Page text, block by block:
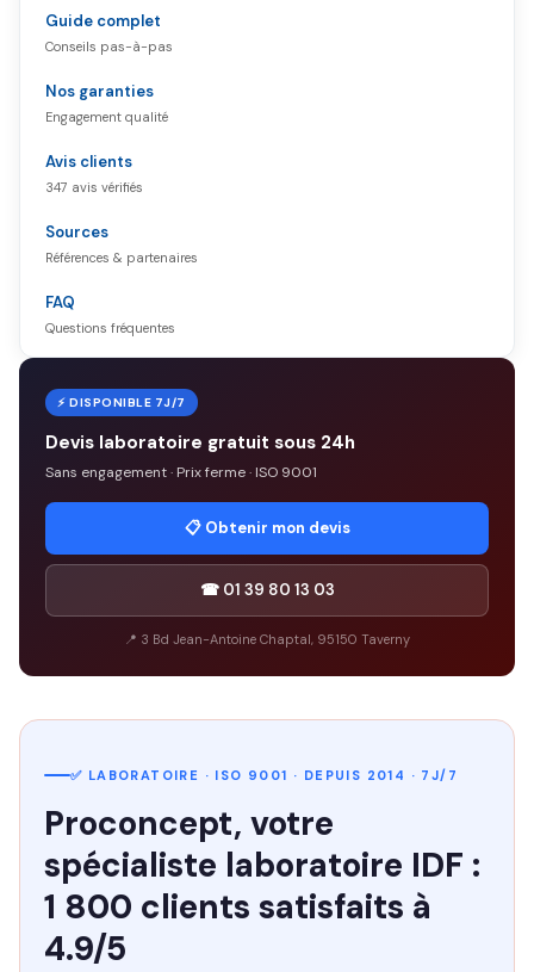
Guide complet
Conseils pas-à-pas
Nos garanties
Engagement qualité
Avis clients
347 avis vérifiés
Sources
Références & partenaires
FAQ
Questions fréquentes
⚡ DISPONIBLE 7J/7
Devis laboratoire gratuit sous 24h
Sans engagement · Prix ferme · ISO 9001
📋 Obtenir mon devis
☎ 01 39 80 13 03
📍 3 Bd Jean-Antoine Chaptal, 95150 Taverny
✅ LABORATOIRE · ISO 9001 · DEPUIS 2014 · 7J/7
Proconcept, votre
spécialiste laboratoire IDF :
1 800 clients satisfaits à
4.9/5